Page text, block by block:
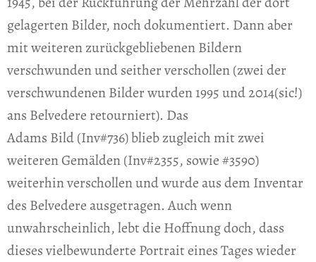
gelagerten Bilder, noch dokumentiert. Dann aber
mit weiteren zurückgebliebenen Bildern
verschwunden und seither verschollen (zwei der
verschwundenen Bilder wurden 1995 und 2014(sic!)
ans Belvedere retourniert). Das
Adams Bild (Inv#736) blieb zugleich mit zwei
weiteren Gemälden (Inv#2355, sowie #3590)
weiterhin verschollen und wurde aus dem Inventar
des Belvedere ausgetragen. Auch wenn
unwahrscheinlich, lebt die Hoffnung doch, dass
dieses vielbewunderte Portrait eines Tages wieder